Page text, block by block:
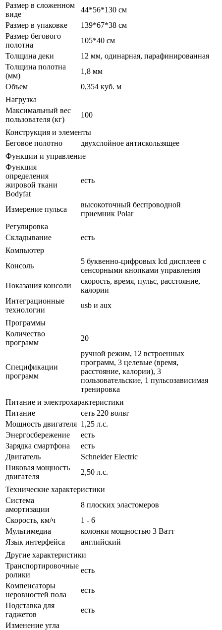
Размер в сложенном
виде
44*56*130 см
Размер в упаковке
139*67*38 см
Размер бегового
полотна
105*40 см
Толщина деки
12 мм, одинарная, парафинированная
Толщина полотна
(мм)
1,8 мм
Объем
0,354 куб. м
Нагрузка
Максимальный вес
пользователя (кг)
100
Конструкция и элементы
Беговое полотно
двухслойное антискользящее
Функции и управление
Функция
определения
жировой ткани
Bodyfat
есть
Измерение пульса
высокоточный беспроводной
приемник Polar
Регулировка
Складывание
есть
Компьютер
Консоль
5 буквенно-цифровых lcd дисплеев с
сенсорными кнопками управления
Показания консоли
скорость, время, пульс, расстояние,
калории
Интеграционные
технологии
usb и aux
Программы
Количество
программ
20
Спецификации
программ
ручной режим, 12 встроенных
программ, 3 целевые (время,
расстояние, калории), 3
пользовательские, 1 пульсозависимая
тренировка
Питание и электрохарактеристики
Питание
сеть 220 вольт
Мощность двигателя 1,25 л.с.
Энергосбережение
есть
Зарядка смартфона
есть
Двигатель
Schneider Electric
Пиковая мощность
двигателя
2,50 л.с.
Технические характеристики
Система
амортизации
8 плоских эластомеров
Скорость, км/ч
1 - 6
Мультимедиа
колонки мощностью 3 Ватт
Язык интерфейса
английский
Другие характеристики
Транспортировочные
ролики
есть
Компенсаторы
неровностей пола
есть
Подставка для
гаджетов
есть
Изменение угла